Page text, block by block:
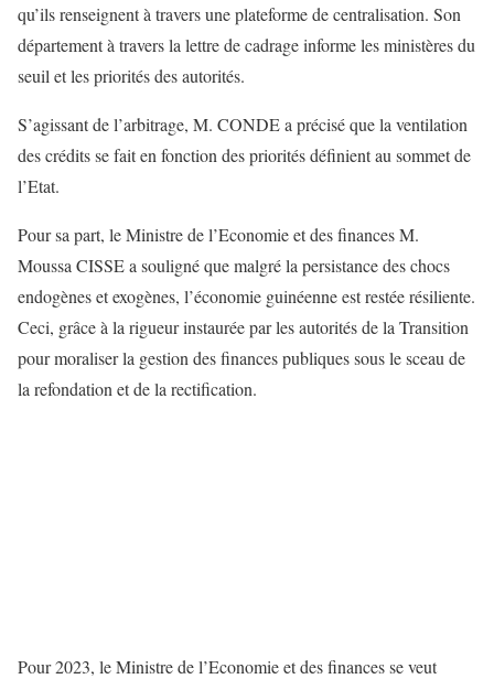
qu’ils renseignent à travers une plateforme de centralisation. Son
département à travers la lettre de cadrage informe les ministères du
seuil et les priorités des autorités.
S’agissant de l’arbitrage, M. CONDE a précisé que la ventilation
des crédits se fait en fonction des priorités définient au sommet de
l’Etat.
Pour sa part, le Ministre de l’Economie et des finances M.
Moussa CISSE a souligné que malgré la persistance des chocs
endogènes et exogènes, l’économie guinéenne est restée résiliente.
Ceci, grâce à la rigueur instaurée par les autorités de la Transition
pour moraliser la gestion des finances publiques sous le sceau de
la refondation et de la rectification.
Pour 2023, le Ministre de l’Economie et des finances se veut